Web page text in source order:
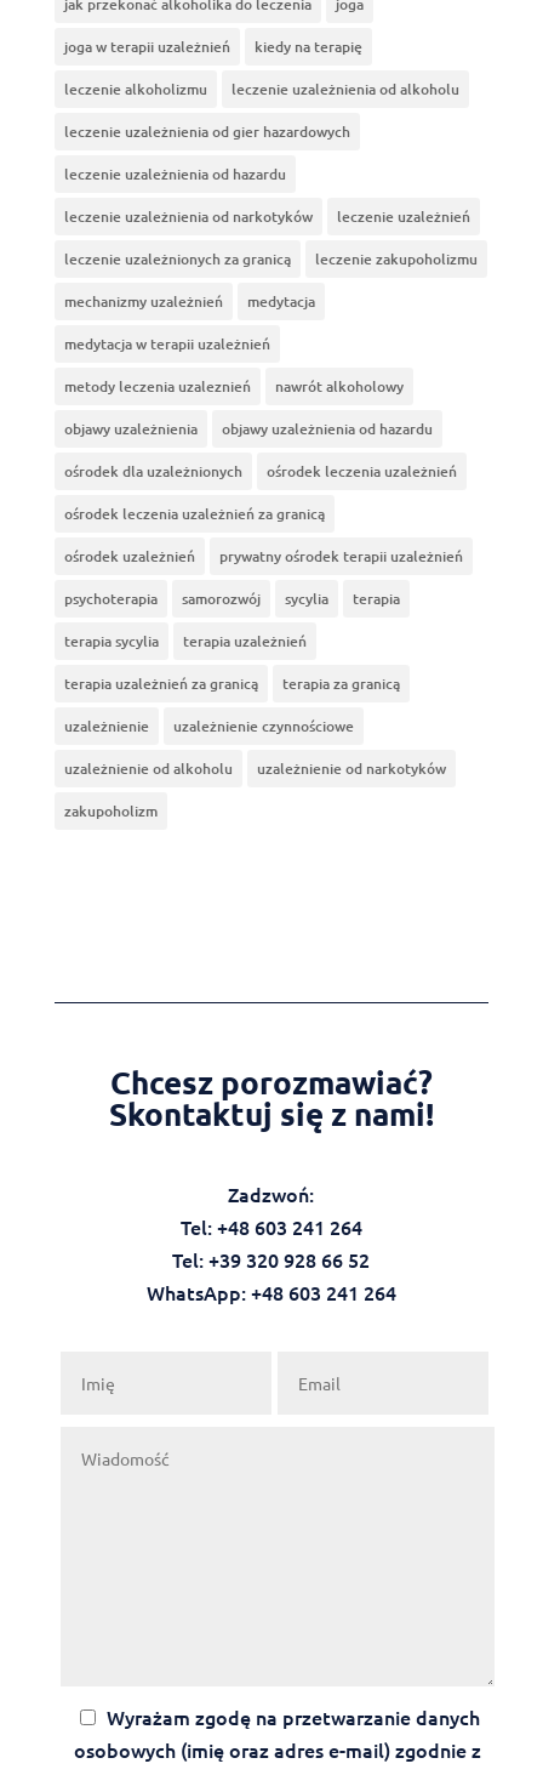
joga w terapii uzależnień kiedy na terapię
leczenie alkoholizmu leczenie uzależnienia od alkoholu
leczenie uzależnienia od gier hazardowych
leczenie uzależnienia od hazardu
leczenie uzależnienia od narkotyków leczenie uzależnień
leczenie uzależnionych za granicą leczenie zakupoholizmu
mechanizmy uzależnień medytacja
medytacja w terapii uzależnień
metody leczenia uzaleznień nawrót alkoholowy
objawy uzależnienia objawy uzależnienia od hazardu
ośrodek dla uzależnionych ośrodek leczenia uzależnień
ośrodek leczenia uzależnień za granicą
ośrodek uzależnień prywatny ośrodek terapii uzależnień
psychoterapia samorozwój sycylia terapia
terapia sycylia terapia uzależnień
terapia uzależnień za granicą terapia za granicą
uzależnienie uzależnienie czynnościowe
uzależnienie od alkoholu uzależnienie od narkotyków
zakupoholizm
Chcesz porozmawiać?
Skontaktuj się z nami!
Zadzwoń:
Tel: +48 603 241 264
Tel: +39 320 928 66 52
WhatsApp: +48 603 241 264‬‬
Wyrażam zgodę na przetwarzanie danych
osobowych (imię oraz adres e-mail) zgodnie z